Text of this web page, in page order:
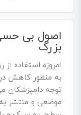
اصول بی
بزرگ
امروزه استفاده
به منظور کاهش
توجه
موضعی و منتشر